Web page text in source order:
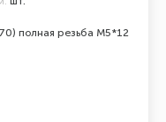
полная резьба М5*12